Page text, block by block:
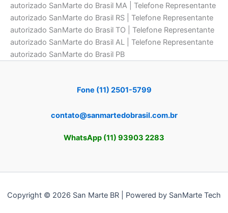
autorizado SanMarte do Brasil MA | Telefone Representante
autorizado SanMarte do Brasil RS | Telefone Representante
autorizado SanMarte do Brasil TO | Telefone Representante
autorizado SanMarte do Brasil AL | Telefone Representante
autorizado SanMarte do Brasil PB
Fone (11) 2501-5799
contato@sanmartedobrasil.com.br
WhatsApp (11) 93903 2283
Copyright © 2026 San Marte BR | Powered by SanMarte Tech